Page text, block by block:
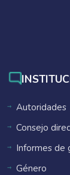
Autoridades
Consejo
Informes de
Género